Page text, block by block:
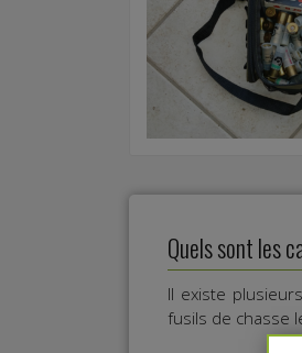
Quels sont les
Il existe
fusils de chasse